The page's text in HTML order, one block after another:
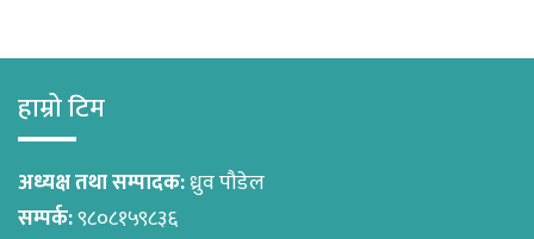
हाम्रो टिम
अध्यक्ष तथा सम्पादक:ध्रुव पौडेल
सम्पर्क:९८०८१५९८३६